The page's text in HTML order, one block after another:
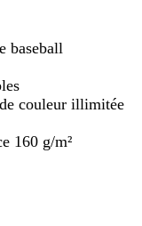
baseball
couleur illimitée
160 g/m²